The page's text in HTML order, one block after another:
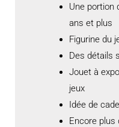
Une portion
ans et plus
Figurine du
Des détails
Jouet à
jeux
Idée de
Encore plus